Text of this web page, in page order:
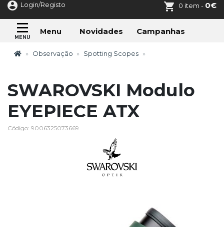
Login/Registo 0 item - 0€
Menu Novidades Campanhas
Observação Spotting Scopes
SWAROVSKI Modulo
EYEPIECE ATX
Código: 9006325073669